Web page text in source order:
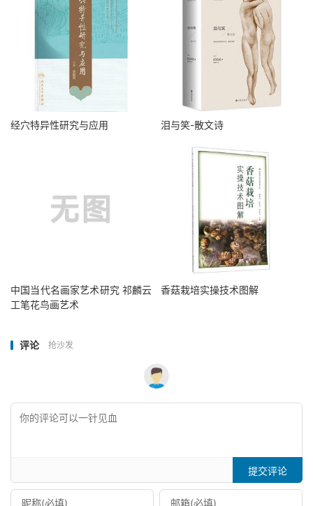
经穴特异性研究与应用 泪与笑-散文诗
中国当代名画家艺术研究 祁麟云
工笔花鸟画艺术
香菇栽培实操技术图解
评论 抢沙发
提交评论